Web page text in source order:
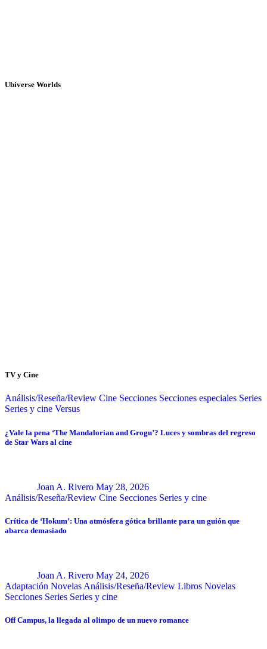
Ubiverse Worlds
TV y Cine
Análisis/Reseña/Review Cine Secciones Secciones especiales Series
Series y cine Versus
¿Vale la pena ‘The Mandalorian and Grogu’? Luces y sombras del regreso
de Star Wars al cine
Joan A. Rivero May 28, 2026
Análisis/Reseña/Review Cine Secciones Series y cine
Crítica de ‘Hokum’: Una atmósfera gótica brillante para un guión que
abarca demasiado
Joan A. Rivero May 24, 2026
Adaptación Novelas Análisis/Reseña/Review Libros Novelas
Secciones Series Series y cine
Off Campus, la llegada al olimpo de un nuevo romance